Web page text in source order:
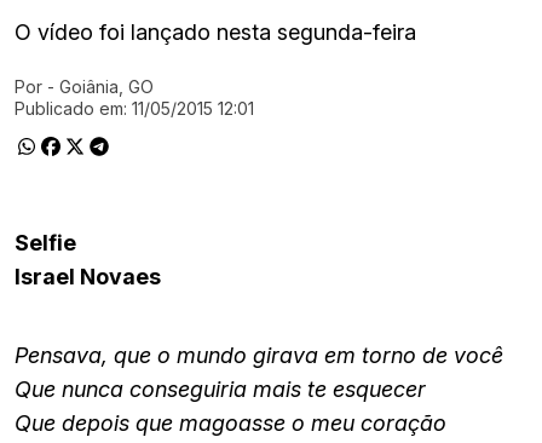
O vídeo foi lançado nesta segunda-feira
Ir direto pra matéria
Por - Goiânia, GO
Publicado em: 11/05/2015 12:01
Selfie
Israel Novaes
Pensava, que o mundo girava em torno de você
Que nunca conseguiria mais te esquecer
Que depois que magoasse o meu coração